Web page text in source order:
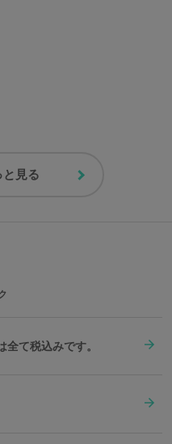
見る
て税込みです。